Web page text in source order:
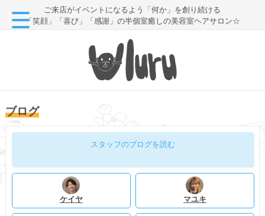
ご来店がイベントになるよう「何か」を創り続ける
「笑顔」「喜び」「感謝」の半個室癒しの美容室ヘアサロン☆
ブログ
スタッフのブログを読む
ケイヤ マユキ